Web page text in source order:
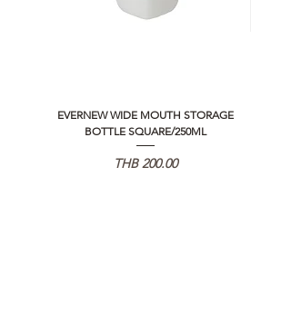
EVERNEW WIDE MOUTH STORAGE
BOTTLE SQUARE/250ML
Price
THB 200.00